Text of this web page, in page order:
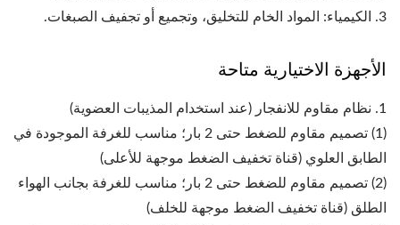
3. الكيمياء: المواد الخام للتخليق، وتجميع أو تجفيف الصبغات.
الأجهزة الاختيارية متاحة
1. نظام مقاوم للانفجار (عند استخدام المذيبات العضوية)
(1) تصميم مقاوم للضغط حتى 2 بار؛ مناسب للغرفة الموجودة في
الطابق العلوي (قناة تخفيف الضغط موجهة للأعلى)
(2) تصميم مقاوم للضغط حتى 2 بار؛ مناسب للغرفة بجانب الهواء
الطلق (قناة تخفيف الضغط موجهة للخلف)